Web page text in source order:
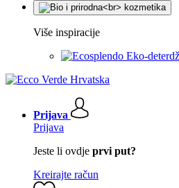
Više inspiracije
Eko-
Prijava
Prijava
Jeste li ovdje prvi put?
Kreirajte račun